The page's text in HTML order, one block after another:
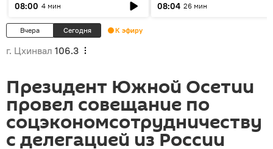
08:00 4 мин
Æхсары куыстыты равдыст
08:04 26 мин
Вчера Сегодня К эфиру
г. Цхинвал 106.3
Президент Южной Осетии
провел совещание по
соцэкономсотрудничеству
с делегацией из России